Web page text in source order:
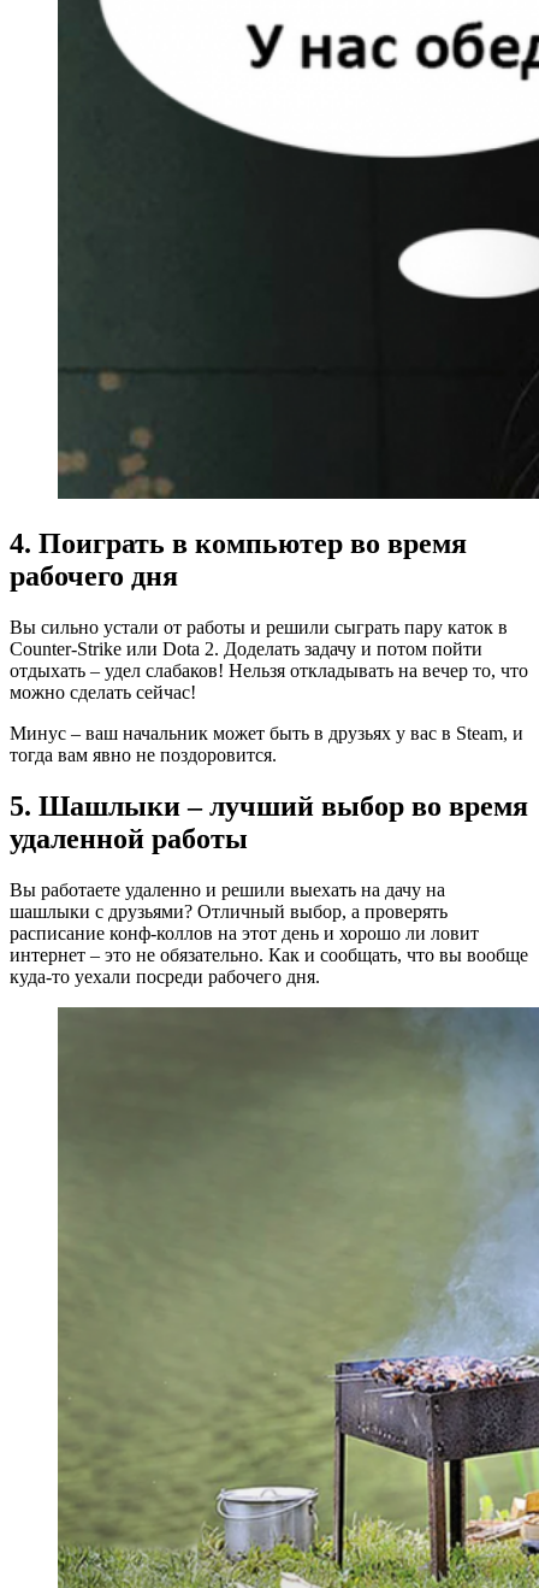
4. Поиграть в компьютер во время
рабочего дня
Вы сильно устали от работы и решили сыграть пару каток в
Counter-Strike или Dota 2. Доделать задачу и потом пойти
отдыхать – удел слабаков! Нельзя откладывать на вечер то, что
можно сделать сейчас!
Минус – ваш начальник может быть в друзьях у вас в Steam, и
тогда вам явно не поздоровится.
5. Шашлыки – лучший выбор во время
удаленной работы
Вы работаете удаленно и решили выехать на дачу на
шашлыки с друзьями? Отличный выбор, а проверять
расписание конф-коллов на этот день и хорошо ли ловит
интернет – это не обязательно. Как и сообщать, что вы вообще
куда-то уехали посреди рабочего дня.